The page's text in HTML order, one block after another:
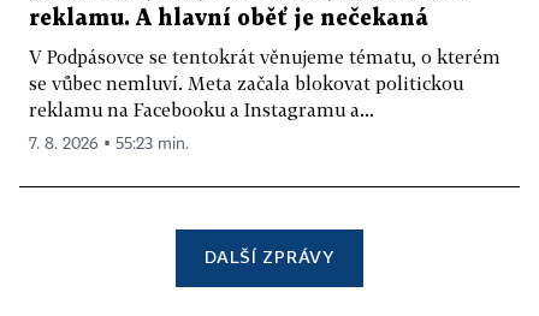
reklamu. A hlavní oběť je nečekaná
V Podpásovce se tentokrát věnujeme tématu, o kterém
se vůbec nemluví. Meta začala blokovat politickou
reklamu na Facebooku a Instagramu a...
7. 8. 2026 ▪ 55:23 min.
DALŠÍ ZPRÁVY